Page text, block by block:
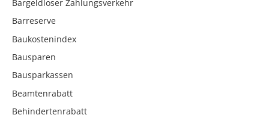
Bargeldloser Zahlungsverkehr
Barreserve
Baukostenindex
Bausparen
Bausparkassen
Beamtenrabatt
Behindertenrabatt